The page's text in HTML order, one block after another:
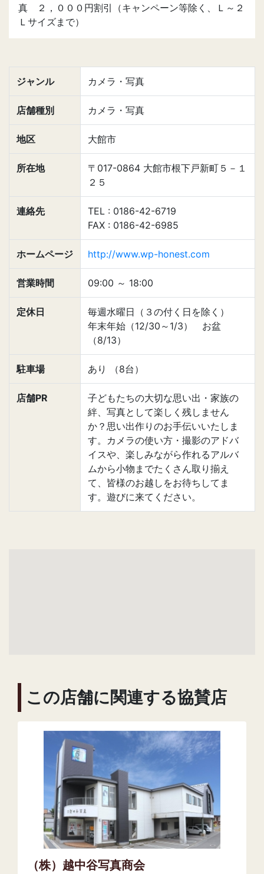
真 ２，０００円割引（キャンペーン等除く、Ｌ～２
Ｌサイズまで）
ジャンル カメラ・写真
店舗種別 カメラ・写真
地区 大館市
所在地
〒017-0864 大館市根下戸新町５－１
２５
連絡先
TEL : 0186-42-6719
FAX : 0186-42-6985
ホームページ http://www.wp-honest.com
営業時間 09:00 ～ 18:00
定休日
毎週水曜日（３の付く日を除く）
年末年始（12/30～1/3） お盆
（8/13）
駐車場 あり （8台）
店舗PR
子どもたちの大切な思い出・家族の
絆、写真として楽しく残しません
か？思い出作りのお手伝いいたしま
す。カメラの使い方・撮影のアドバ
イスや、楽しみながら作れるアルバ
ムから小物までたくさん取り揃え
て、皆様のお越しをお待ちしてま
す。遊びに来てください。
この店舗に関連する協賛店
（株）越中谷写真商会